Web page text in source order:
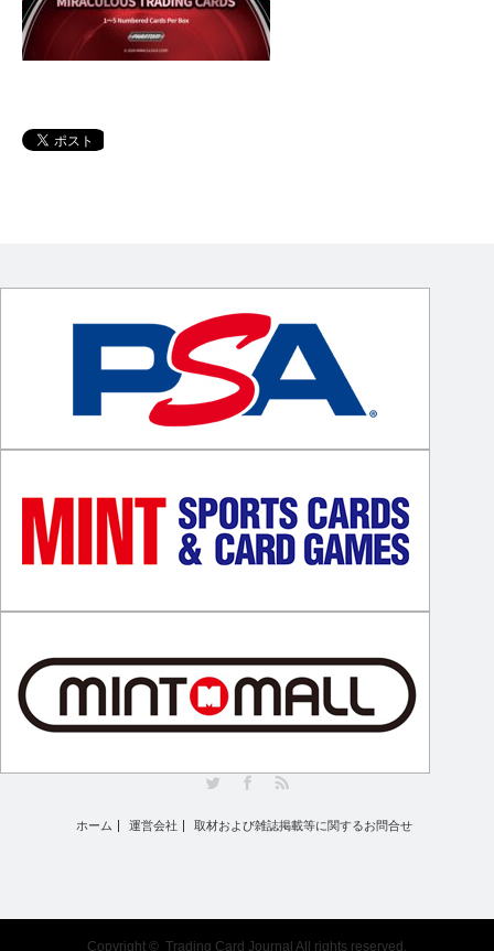
ホーム 運営会社 取材および雑誌掲載等に関するお問合せ
Copyright © Trading Card Journal All rights reserved.